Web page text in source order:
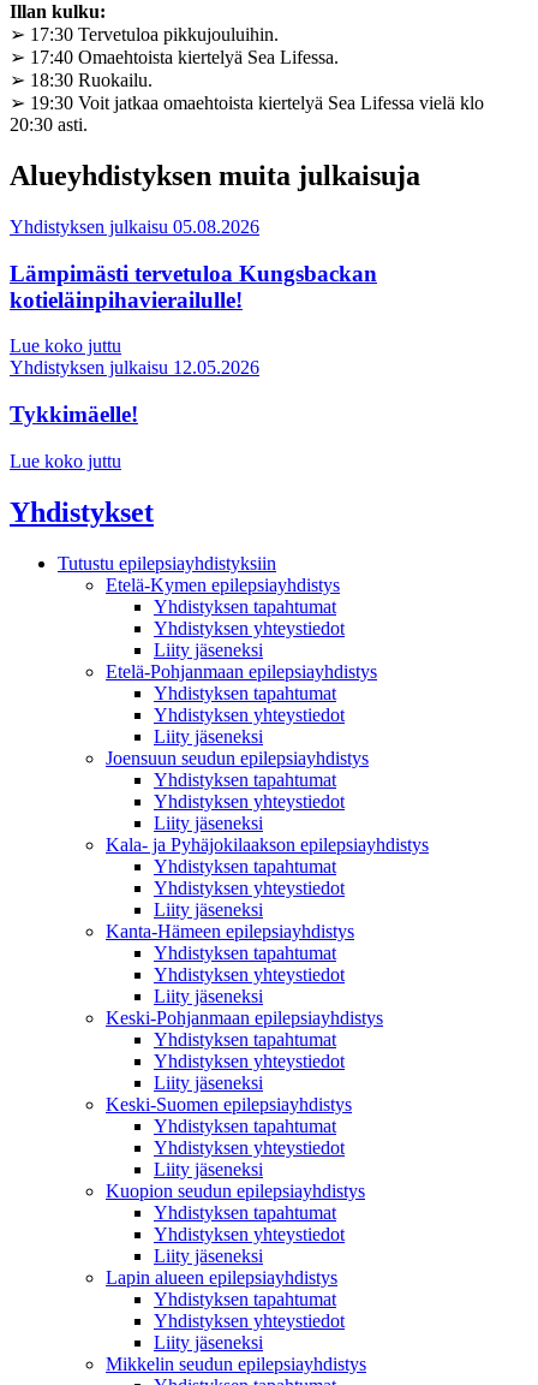
Illan kulku:
➢ 17:30 Tervetuloa pikkujouluihin.
➢ 17:40 Omaehtoista kiertelyä Sea Lifessa.
➢ 18:30 Ruokailu.
➢ 19:30 Voit jatkaa omaehtoista kiertelyä Sea Lifessa vielä klo
20:30 asti.
Alueyhdistyksen muita julkaisuja
Yhdistyksen julkaisu 05.08.2026
Lämpimästi tervetuloa Kungsbackan
kotieläinpihavierailulle!
Lue koko juttu
Yhdistyksen julkaisu 12.05.2026
Tykkimäelle!
Lue koko juttu
Yhdistykset
Tutustu epilepsiayhdistyksiin
Etelä-Kymen epilepsiayhdistys
Yhdistyksen tapahtumat
Yhdistyksen yhteystiedot
Liity jäseneksi
Etelä-Pohjanmaan epilepsiayhdistys
Yhdistyksen tapahtumat
Yhdistyksen yhteystiedot
Liity jäseneksi
Joensuun seudun epilepsiayhdistys
Yhdistyksen tapahtumat
Yhdistyksen yhteystiedot
Liity jäseneksi
Kala- ja Pyhäjokilaakson epilepsiayhdistys
Yhdistyksen tapahtumat
Yhdistyksen yhteystiedot
Liity jäseneksi
Kanta-Hämeen epilepsiayhdistys
Yhdistyksen tapahtumat
Yhdistyksen yhteystiedot
Liity jäseneksi
Keski-Pohjanmaan epilepsiayhdistys
Yhdistyksen tapahtumat
Yhdistyksen yhteystiedot
Liity jäseneksi
Keski-Suomen epilepsiayhdistys
Yhdistyksen tapahtumat
Yhdistyksen yhteystiedot
Liity jäseneksi
Kuopion seudun epilepsiayhdistys
Yhdistyksen tapahtumat
Yhdistyksen yhteystiedot
Liity jäseneksi
Lapin alueen epilepsiayhdistys
Yhdistyksen tapahtumat
Yhdistyksen yhteystiedot
Liity jäseneksi
Mikkelin seudun epilepsiayhdistys